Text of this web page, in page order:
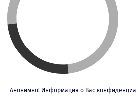
Анонимно! Информация о Вас